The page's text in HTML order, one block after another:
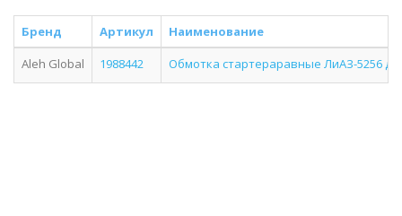
Бренд Артикул
Наименование
Aleh Global
1988442 Обмотка стартераравные ЛиАЗ-5256